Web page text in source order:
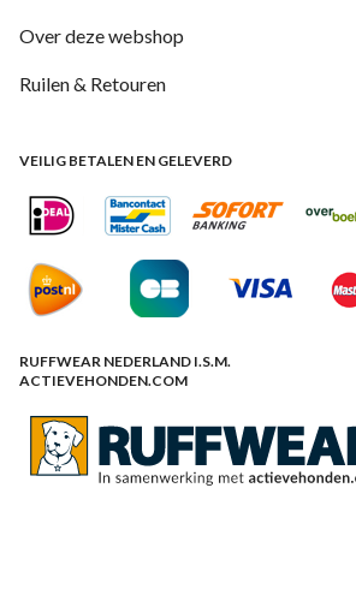
Over deze webshop
Ruilen & Retouren
VEILIG BETALEN EN GELEVERD
RUFFWEAR NEDERLAND I.S.M.
ACTIEVEHONDEN.COM